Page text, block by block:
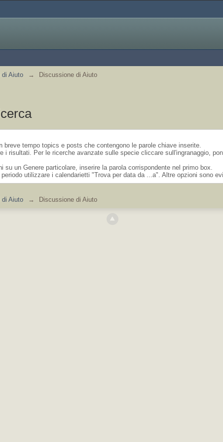
di Aiuto → Discussione di Aiuto
tempo topics e posts che contengono le parole chiave inserite.
i risultati. Per le ricerche avanzate sulle specie cliccare sull'ingranaggio,
un Genere particolare, inserire la parola corrispondente nel primo box.
utilizzare i calendarietti "Trova per data da ...a". Altre opzioni sono
di Aiuto → Discussione di Aiuto